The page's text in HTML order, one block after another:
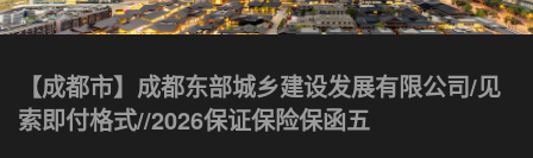
【成都市】成都东部城乡建设发展有限公司/见
索即付格式//2026保证保险保函五